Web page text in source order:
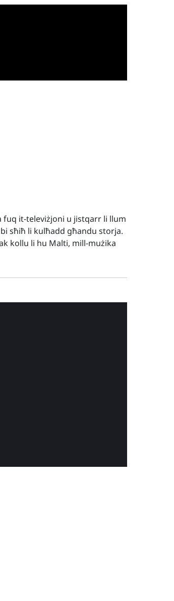
fuq it-televiżjoni u jistqarr li llum
sħiħ li kulħadd għandu storja.
kollu li hu Malti, mill-mużika